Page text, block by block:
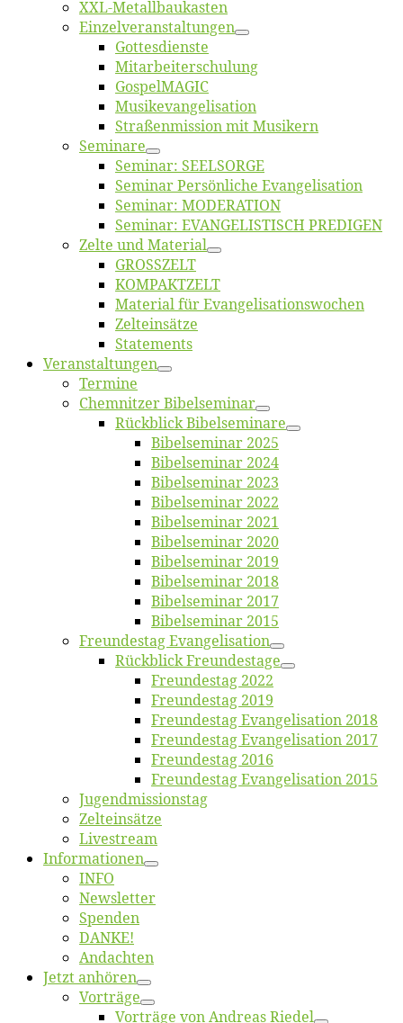
XXL-Me­­tal­l­­bau­­kas­­ten
Einzelver­an­stal­tungen
Got­tes­diens­te
Mitarbeiter­schulung
Gos­pel­MA­GIC
Musikevan­ge­li­sa­tion
Straßenmis­sion mit Musikern
Se­mi­na­re
Se­mi­nar: SEELSORGE
Se­mi­nar Per­sön­li­che Evangelisation
Se­mi­nar: MODERATION
Se­mi­nar: EVANGELISTISCH PREDIGEN
Zel­te und Material
GROSSZELT
KOMPAKTZELT
Ma­te­ri­al für Evangelisationswochen
Zelt­ein­sät­ze
State­ments
Ver­an­stal­tun­gen
Ter­mi­ne
Chemnit­zer Bibelseminar
Rück­blick Bibelseminare
Bi­bel­se­mi­nar 2025
Bi­bel­se­mi­nar 2024
Bi­bel­se­mi­nar 2023
Bi­bel­se­mi­nar 2022
Bi­bel­se­mi­nar 2021
Bi­bel­se­mi­nar 2020
Bi­bel­se­mi­nar 2019
Bi­bel­se­mi­nar 2018
Bibelsemi­nar 2017
Bibelsemi­nar 2015
Freun­des­tag Evangelisation
Rück­blick Freundestage
Freun­des­tag 2022
Freun­des­tag 2019
Freun­des­tag Evan­ge­li­sa­ti­on 2018
Freun­des­tag Evan­ge­li­sa­ti­on 2017
Freun­des­tag 2016
Freun­des­tag Evan­ge­li­sa­ti­on 2015
Jugend­mis­sions­tag
Zelt­ein­sät­ze
Live­stream
Informatio­nen
INFO
News­let­ter
Spen­den
DANKE!
An­dach­ten
Jetzt an­hö­ren
Vor­trä­ge
Vor­trä­ge von An­dre­as Riedel